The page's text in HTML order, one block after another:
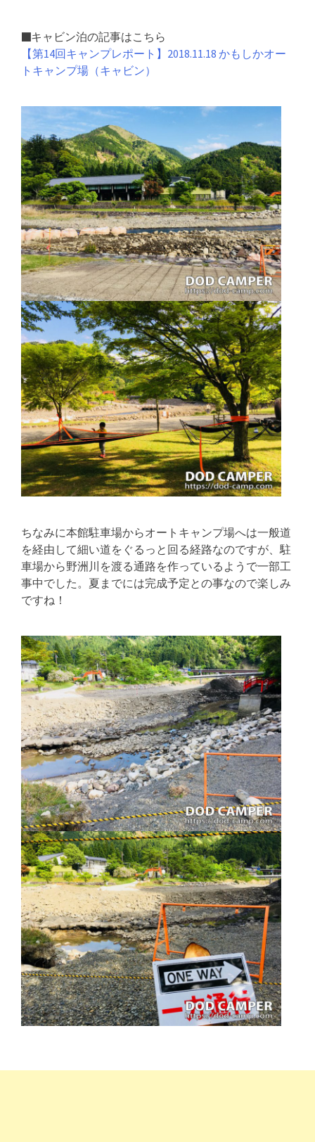
■キャビン泊の記事はこちら
【第14回キャンプレポート】2018.11.18 かもしかオー
トキャンプ場（キャビン）
ちなみに本館駐車場からオートキャンプ場へは一般道
を経由して細い道をぐるっと回る経路なのですが、駐
車場から野洲川を渡る通路を作っているようで一部工
事中でした。夏までには完成予定との事なので楽しみ
ですね！